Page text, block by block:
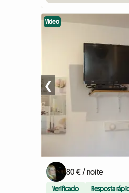
Vídeo
❮
80 € / noite
Verificado Resposta